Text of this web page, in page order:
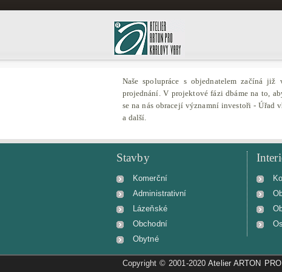
Naše spolupráce s objednatelem začíná
projednání. V projektové fázi dbáme na to,
se na nás obracejí významní investoři - Úřad
a další.
Stavby
Komerční
Administrativní
Lázeňské
Obchodní
Obytné
Copyright © 2001-2020Atelier ARTON PRO